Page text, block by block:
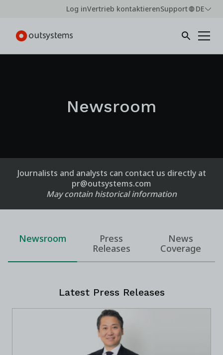
Log inVertrieb kontaktierenSupport DE
Newsroom
Journalists and analysts can contact us directly at
pr@outsystems.com
May contain historical information
Newsroom
Press
Releases
News
Coverage
Latest Press Releases